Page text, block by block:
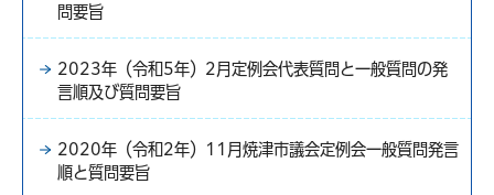
問要旨
2023年（令和5年）2月定例会代表質問と一般質問の発
言順及び質問要旨
2020年（令和2年）11月焼津市議会定例会一般質問発言
順と質問要旨